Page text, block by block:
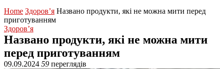
Home Здоров’я Названо продукти, які не можна мити перед
приготуванням
Здоров’я
Названо продукти, які не можна мити
перед приготуванням
09.09.2024 59 переглядів